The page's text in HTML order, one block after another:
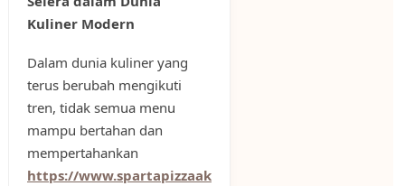
Kuliner Modern
Dalam dunia kuliner yang
terus berubah mengikuti
tren, tidak semua menu
mampu bertahan dan
mempertahankan
https://www.spartapizzaak